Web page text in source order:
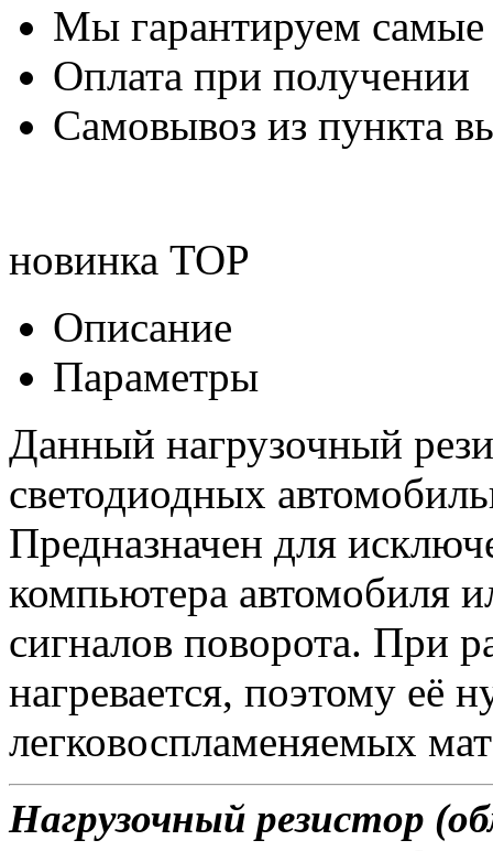
Мы гарантируем
Оплата при получении
Самовывоз из пункта
новинка TOP
Описание
Параметры
Данный нагрузочный
светодиодных
Предназначен для
компьютера автомобиля
сигналов поворота. При
нагревается, поэтому её
легковоспламеняемых
Нагрузочный резистор